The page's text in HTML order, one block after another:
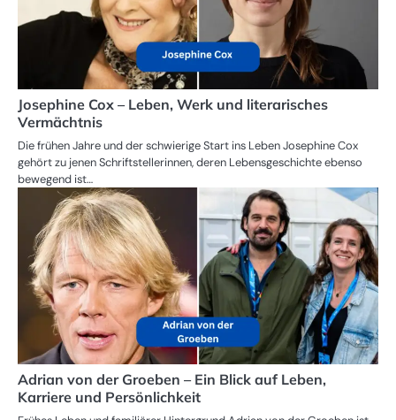
Josephine Cox – Leben, Werk und literarisches
Vermächtnis
Die frühen Jahre und der schwierige Start ins Leben Josephine Cox
gehört zu jenen Schriftstellerinnen, deren Lebensgeschichte ebenso
bewegend ist…
Adrian von der Groeben – Ein Blick auf Leben,
Karriere und Persönlichkeit